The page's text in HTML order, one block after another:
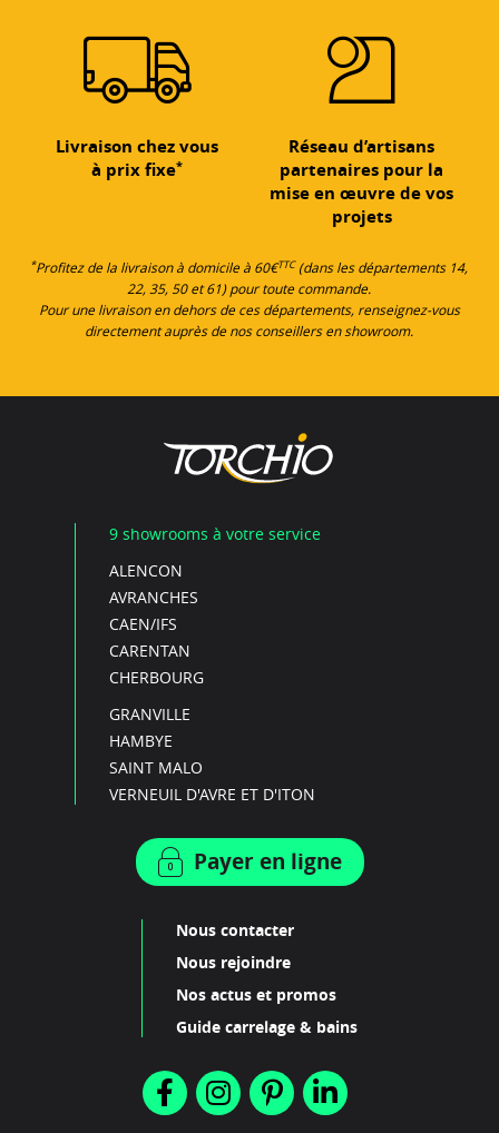
Livraison chez vous
à prix fixe*
Réseau d’artisans
partenaires pour la
mise en œuvre de vos
projets
*Profitez de la livraison à domicile à 60€TTC(dans les départements 14,
22, 35, 50 et 61) pour toute commande.
Pour une livraison en dehors de ces départements, renseignez-vous
directement auprès de nos conseillers en showroom.
9 showrooms à votre service
ALENCON
AVRANCHES
CAEN/IFS
CARENTAN
CHERBOURG
GRANVILLE
HAMBYE
SAINT MALO
VERNEUIL D'AVRE ET D'ITON
Payer en ligne
Nous contacter
Nous rejoindre
Nos actus et promos
Guide carrelage & bains